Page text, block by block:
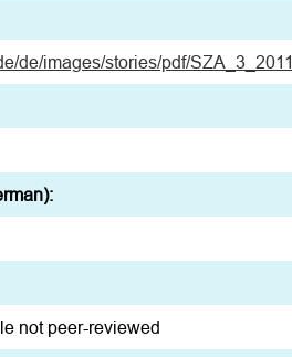
de/images/stories/pdf/
not peer-reviewed